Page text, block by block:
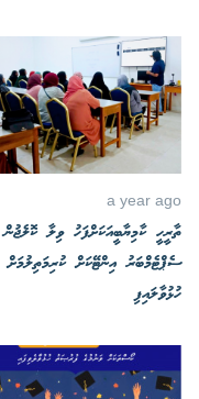
a year ago
ތާރީހީ ކާމިޔާބީއަކަށްފަހު ވިލާ ކޮލެޖުން
ސެޕްޓެމްބަރު އިންޓޭކަށް ކުރިމަތިލުމަށް
ހުޅުވާލައިފި